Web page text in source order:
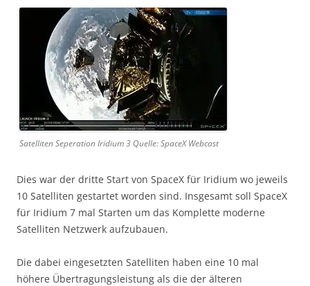
Satelliten Seperation Iridium 3 Quelle: SpaceX Webcast
Dies war der dritte Start von SpaceX für Iridium wo jeweils
10 Satelliten gestartet worden sind. Insgesamt soll SpaceX
für Iridium 7 mal Starten um das Komplette moderne
Satelliten Netzwerk aufzubauen.
Die dabei eingesetzten Satelliten haben eine 10 mal
höhere Übertragungsleistung als die der älteren